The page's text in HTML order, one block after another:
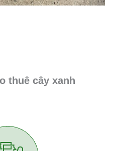
thuê cây xanh